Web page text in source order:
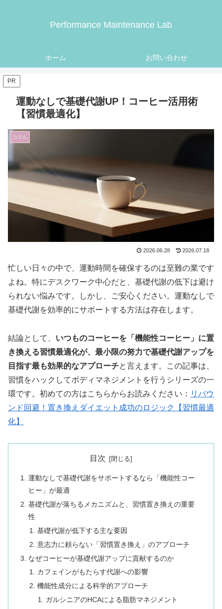
Performance Maintenance Lab
ホーム お問い合わせ
PR
運動なしで基礎代謝UP！コーヒー活用術
【習慣最適化】
コラム
2026.06.28 2026.07.18
忙しい日々の中で、運動時間を確保するのは至難の業です
よね。特にデスクワーク中心だと、基礎代謝の低下は避け
られない悩みです。しかし、ご安心ください。運動なしで
基礎代謝を効率的にサポートする方法は存在します。
結論として、 いつものコーヒーを「機能性コーヒー」に置
き換える習慣最適化が、最小限の努力で基礎代謝アップを
目指す最も効果的なアプローチと言えます。この記事は、
習慣をハックしてボディマネジメントを行うシリーズの一
環です。初めての方はこちらからお読みください： リバウ
ンド回避！置き換えダイエット成功のロジック【習慣最適
化】
目次
運動なしで基礎代謝をサポートするなら「機能性コー
ヒー」が最適
基礎代謝が落ちるメカニズムと、習慣置き換えの重要
性
基礎代謝が低下する主な要因
意志力に頼らない「習慣置き換え」のアプローチ
なぜコーヒーが基礎代謝アップに貢献するのか
カフェインがもたらす代謝への影響
機能性成分による科学的アプローチ
ガルシニアのHCAによる脂肪マネジメント